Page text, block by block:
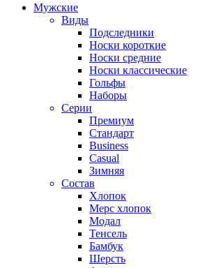
Мужские
Виды
Подследники
Носки короткие
Носки средние
Носки классические
Гольфы
Наборы
Серии
Премиум
Стандарт
Business
Casual
Зимняя
Состав
Хлопок
Мерс хлопок
Модал
Тенсель
Бамбук
Шерсть